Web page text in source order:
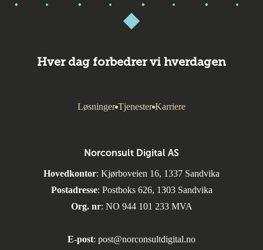
Hver dag forbedrer vi hverdagen
Løsninger Tjenester Karriere
Norconsult Digital AS
Hovedkontor: Kjørboveien 16, 1337 Sandvika
Postadresse: Postboks 626, 1303 Sandvika
Org. nr: NO 944 101 233 MVA
E-post: post@norconsultdigital.no